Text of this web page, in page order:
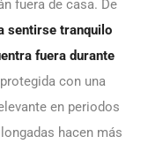
fuera de casa. De
sentirse tranquilo
fuera durante
con una
en periodos
hacen más